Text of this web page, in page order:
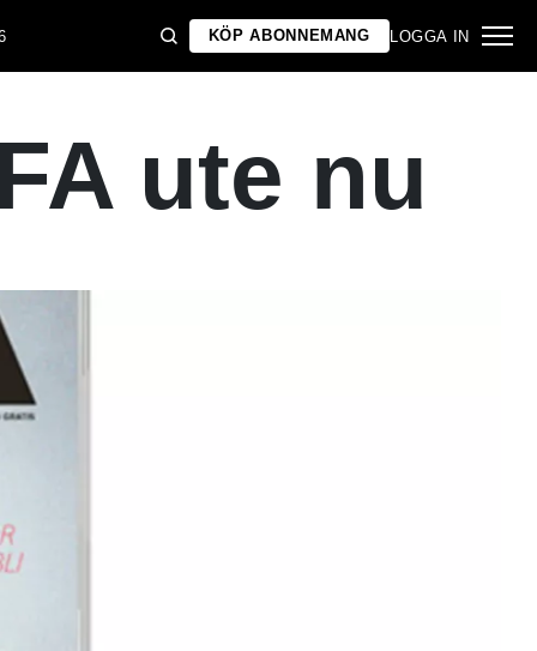
KÖP ABONNEMANG LOGGA IN
ute nu